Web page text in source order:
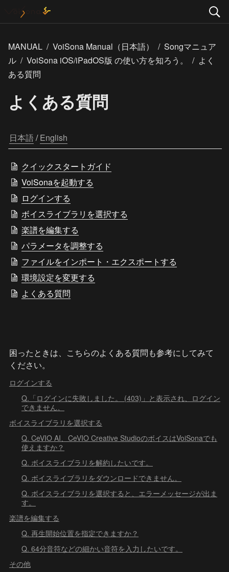
MANUAL / VoiSona Manual（日本語） / Songマニュア
ル / VoiSona iOS/iPadOS版 の使い方を知ろう。 / よく
ある質問
よくある質問
日本語 / English
クイックスタートガイド
VoiSonaを起動する
ログインする
ボイスライブラリを選択する
楽譜を編集する
パラメータを調整する
ファイルをインポート・エクスポートする
環境設定を変更する
よくある質問
困ったときは、こちらのよくある質問も参考にしてみて
ください。
ログインする
Q.「ログインに失敗しました。 (403)」と表示され、ログイン
できません。
ボイスライブラリを選択する
Q. CeVIO AI、CeVIO Creative StudioのボイスはVoiSonaでも
使えますか？
Q. ボイスライブラリを解約したいです。
Q. ボイスライブラリをダウンロードできません。
Q. ボイスライブラリを選択すると、エラーメッセージが出ま
す。
楽譜を編集する
Q. 再生開始位置を指定できますか？
Q. 64分音符などの細かい音符を入力したいです。
その他